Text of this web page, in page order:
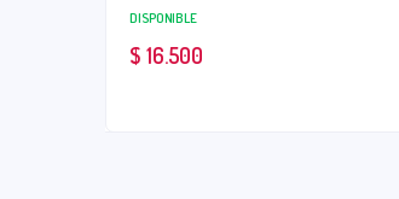
DISPONIBLE
$ 16.500